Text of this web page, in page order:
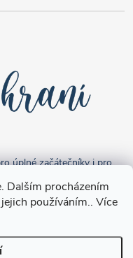
Dalším procházením
používáním.. Více
úplné začátečníky i pro